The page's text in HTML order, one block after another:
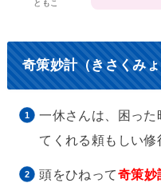
ともこ
奇策妙計（きさくみ
一休さんは、困った
てくれる頼もしい修
頭をひねって奇策妙